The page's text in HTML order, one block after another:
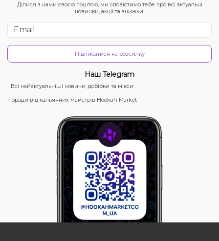
Ділися з нами своєю поштою, ми сповістимо тебе про всі актуальні
новинки, акції та знижки!
Підписатися на розсилку
Наш Telegram
Всі найактуальніші новини, добірки та мікси
Поради від кальянних майстрів Hookah Market